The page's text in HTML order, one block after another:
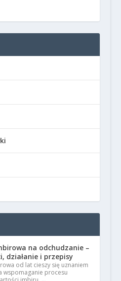
na odchudzanie –
działanie i przepisy
od lat cieszy się uznaniem
wspomaganie procesu